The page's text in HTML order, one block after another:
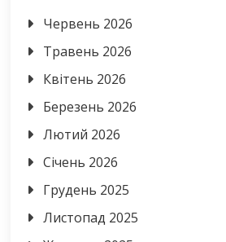
Червень 2026
Травень 2026
Квітень 2026
Березень 2026
Лютий 2026
Січень 2026
Грудень 2025
Листопад 2025